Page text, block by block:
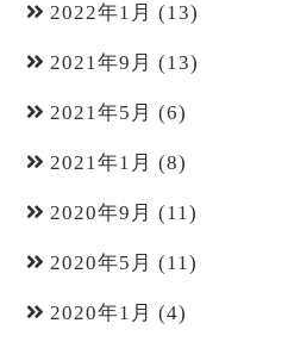
2022年1月 (13)
2021年9月 (13)
2021年5月 (6)
2021年1月 (8)
2020年9月 (11)
2020年5月 (11)
2020年1月 (4)